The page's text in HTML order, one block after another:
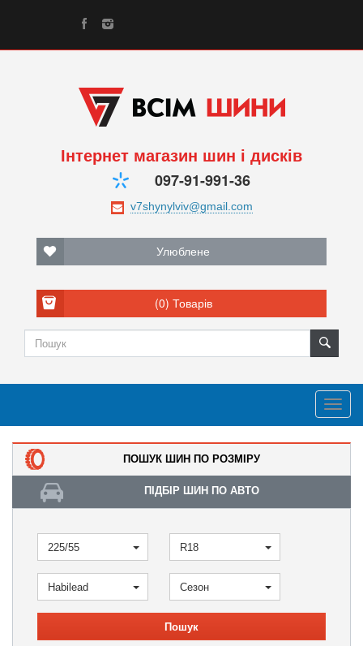
Інтернет магазин шин і дисків
097-91-991-36
Улюблене
(0) Товарів
ПОШУК ШИН ПО РОЗМІРУ
ПІДБІР ШИН ПО АВТО
225/55 R18
Habilead Сезон
Пошук